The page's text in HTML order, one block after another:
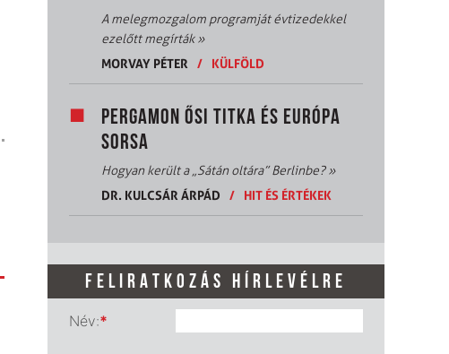
A melegmozgalom programját évtizedekkel
ezelőtt megírták»
MORVAY PÉTER
/ KÜLFÖLD
PERGAMON ŐSI TITKA ÉS EURÓPA
SORSA
Hogyan került a „Sátán oltára” Berlinbe?»
DR. KULCSÁR ÁRPÁD
/ HIT ÉS ÉRTÉKEK
FELIRATKOZÁS HÍRLEVÉLRE
Név:*